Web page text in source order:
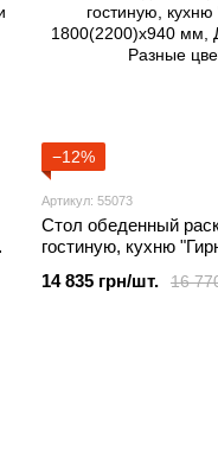
−12%
Артикул: 55073
Стол обеденный
гостиную, кухню
16
14 835 грн/шт.